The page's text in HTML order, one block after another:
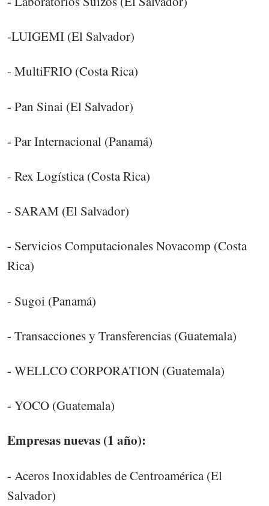
-LUIGEMI (El Salvador)
- MultiFRIO (Costa Rica)
- Pan Sinai (El Salvador)
- Par Internacional (Panamá)
- Rex Logística (Costa Rica)
- SARAM (El Salvador)
- Servicios Computacionales Novacomp (Costa
Rica)
- Sugoi (Panamá)
- Transacciones y Transferencias (Guatemala)
- WELLCO CORPORATION (Guatemala)
- YOCO (Guatemala)
Empresas nuevas (1 año):
- Aceros Inoxidables de Centroamérica (El
Salvador)